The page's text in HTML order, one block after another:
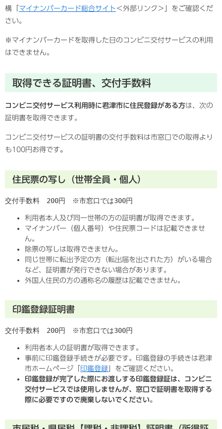
構「 マイナンバーカード総合サイト ＜外部リンク＞
」をご確認くだ
さい。
※マイナンバーカードを取得した日のコンビニ交付サービスの利用
はできません。
取得できる証明書、交付手数料
コンビニ交付サービス利用時に君津市に住民登録がある方は、次の
証明書を取得できます。
コンビニ交付サービスの証明書の交付手数料は市窓口での取得より
も100円お得です。
住民票の写し（世帯全員・個人）
交付手数料　200円　※市窓口では300円
利用者本人及び同一世帯の方の証明書が取得できます。
マイナンバー（個人番号）や住民票コードは記載できませ
ん。
除票の写しは取得できません。
同じ世帯に転出予定の方（転出届を出された方）がいる場合
など、証明書が発行できない場合があります。
外国人住民の方の通称名の履歴は記載できません。
印鑑登録証明書
交付手数料　200円　※市窓口では300円
利用者本人の証明書が取得できます。
事前に印鑑登録手続きが必要です。印鑑登録の手続きは君津
市ホームページ「 印鑑登録 」をご確認ください。
印鑑登録が完了した際にお渡しする印鑑登録証は、コンビニ
交付サービスでは使用しませんが、窓口で証明書を取得する
際に必要ですので廃棄しないでください。